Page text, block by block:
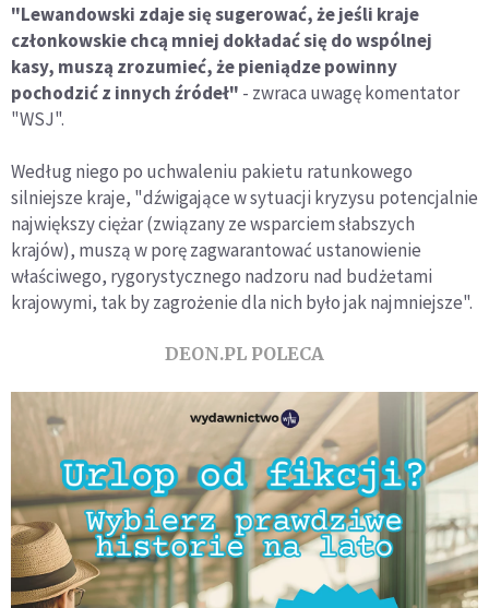
"Lewandowski zdaje się sugerować, że jeśli kraje
członkowskie chcą mniej dokładać się do wspólnej
kasy, muszą zrozumieć, że pieniądze powinny
pochodzić z innych źródeł" - zwraca uwagę komentator
"WSJ".
Według niego po uchwaleniu pakietu ratunkowego
silniejsze kraje, "dźwigające w sytuacji kryzysu potencjalnie
największy ciężar (związany ze wsparciem słabszych
krajów), muszą w porę zagwarantować ustanowienie
właściwego, rygorystycznego nadzoru nad budżetami
krajowymi, tak by zagrożenie dla nich było jak najmniejsze".
DEON.PL POLECA